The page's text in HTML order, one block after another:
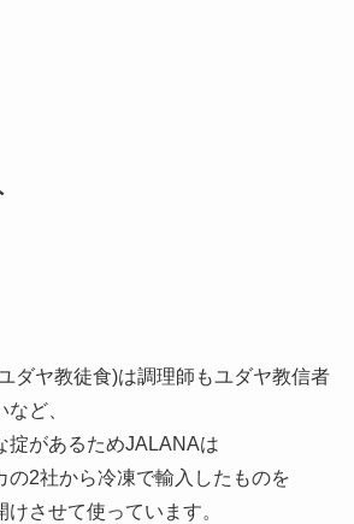
ダヤ教徒食)は調理師もユダヤ教信者
ど、
掟があるためJALANAは
の2社から冷凍で輸入したものを
させて使っています。